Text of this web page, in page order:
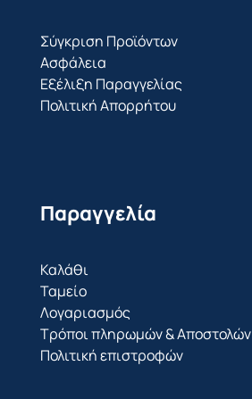
Σύγκριση Προϊόντων
Ασφάλεια
Εξέλιξη Παραγγελίας
Πολιτική Απορρήτου
Παραγγελία
Καλάθι
Ταμείο
Λογαριασμός
Τρόποι πληρωμών & Αποστολών
Πολιτική επιστροφών